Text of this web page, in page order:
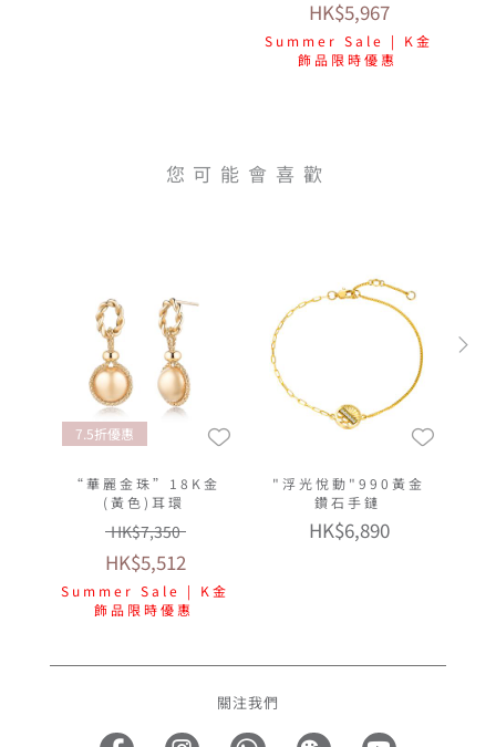
HK$5,967
Summer Sale | K金
飾品限時優惠
您可能會喜歡
7.5折優惠
“華麗金珠”18K金
(黃色)耳環
HK$7,350
HK$5,512
Summer Sale | K金
飾品限時優惠
"浮光悅動"990黃金
鑽石手鏈
HK$6,890
關注我們